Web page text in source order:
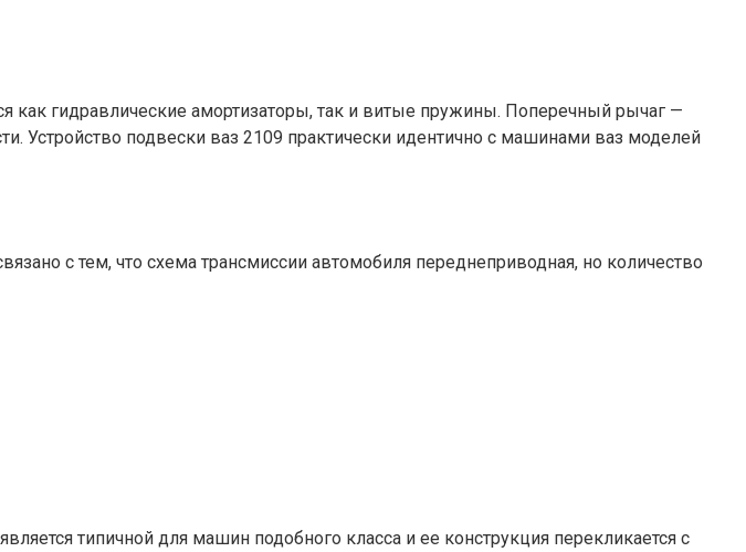
гидравлические амортизаторы, так и витые пружины. Поперечный рычаг —
Устройство подвески ваз 2109 практически идентично с машинами ваз моделей
с тем, что схема трансмиссии автомобиля переднеприводная, но количество
типичной для машин подобного класса и ее конструкция перекликается с